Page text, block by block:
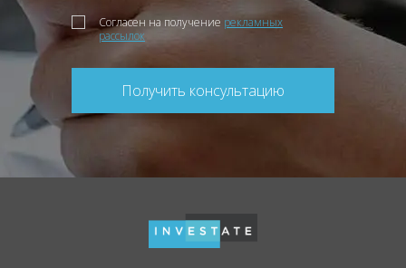
Согласен на получение рекламных
рассылок
Получить консультацию